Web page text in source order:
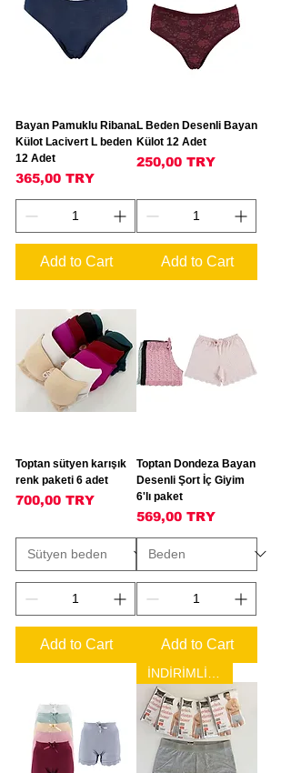
Bayan Pamuklu Ribana
Külot Lacivert L beden
12 Adet
Price
365,00 TRY
Add to Cart
L Beden Desenli Bayan
Külot 12 Adet
Price
250,00 TRY
Add to Cart
Toptan sütyen karışık
renk paketi 6 adet
Price
700,00 TRY
Add to Cart
Toptan Dondeza Bayan
Desenli Şort İç Giyim
6'lı paket
Price
569,00 TRY
Add to Cart